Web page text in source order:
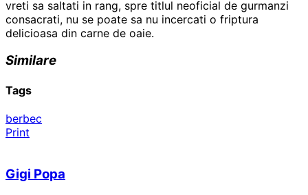
vreti sa saltati in rang, spre titlul neoficial de gurmanzi
consacrati, nu se poate sa nu incercati o friptura
delicioasa din carne de oaie.
Similare
Tags
berbec
Print
Gigi Popa